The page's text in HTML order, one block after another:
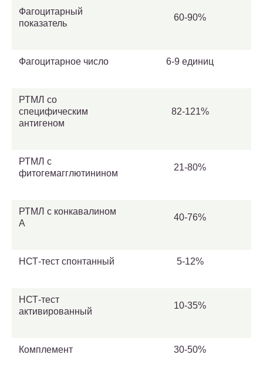
Фагоцитарный
показатель
60-90%
Фагоцитарное число 6-9 единиц
РТМЛ со
специфическим
антигеном
82-121%
РТМЛ с
фитогемагглютинином
21-80%
РТМЛ с конкавалином
A
40-76%
НСТ-тест спонтанный 5-12%
НСТ-тест
активированный
10-35%
Комплемент 30-50%